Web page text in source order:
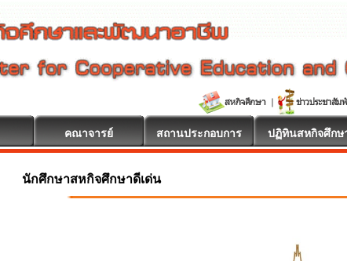
คณาจารย์ สถานประกอบการ ปฏิทินสหกิจศึกษ
นักศึกษาสหกิจศึกษาดีเด่น